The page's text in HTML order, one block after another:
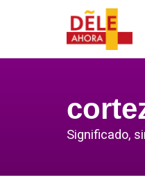
Significado,